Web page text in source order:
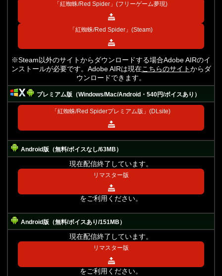
「紅蜘蛛/Red Spider」(フリーゲーム夢現)
「紅蜘蛛/Red Spider」(Steam)
※Steam以外のサイトからダウンロードする場合Adobe AIRのイ
ンストールが必要です。Adobe AIRは現在こちらのサイトからダ
ウンロードできます。
プレミアム版（Windows/Mac/Android・540円/ボイスあり）
「紅蜘蛛/Red Spiderプレミアム版」(DLsite)
Android版（無料/ボイスなし/63MB）
現在配信終了しています。
リマスター版
をご利用ください。
Android版（無料/ボイスあり/151MB）
現在配信終了しています。
リマスター版
をご利用ください。